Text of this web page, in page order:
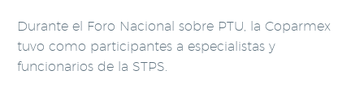
Durante el Foro Nacional sobre PTU, la Coparmex
tuvo como participantes a especialistas y
funcionarios de la STPS.